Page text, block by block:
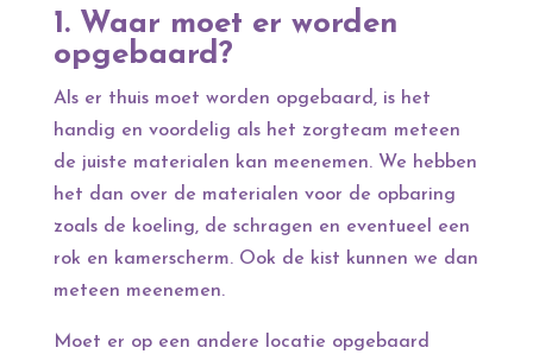
1. Waar moet er worden
opgebaard?
Als er thuis moet worden opgebaard, is het
handig en voordelig als het zorgteam meteen
de juiste materialen kan meenemen. We hebben
het dan over de materialen voor de opbaring
zoals de koeling, de schragen en eventueel een
rok en kamerscherm. Ook de kist kunnen we dan
meteen meenemen.
Moet er op een andere locatie opgebaard